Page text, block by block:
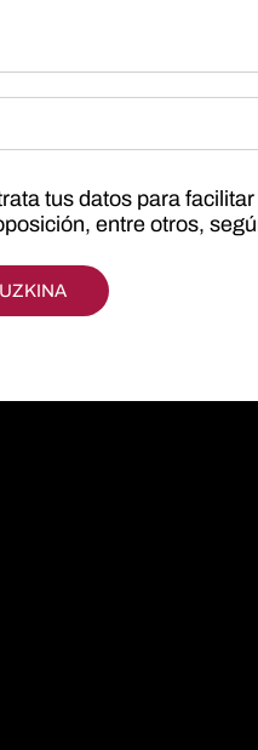
tus datos para
entre otros,